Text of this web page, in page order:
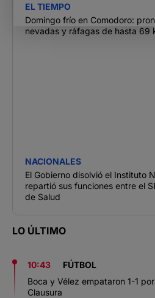
EL TIEMPO
Domingo frío en Comodoro:
nevadas y ráfagas de hasta 69
NACIONALES
El Gobierno disolvió el Instituto
repartió sus funciones entre el
de Salud
LO ÚLTIMO
10:43
FÚTBOL
Boca y Vélez empataron 1-1
Clausura